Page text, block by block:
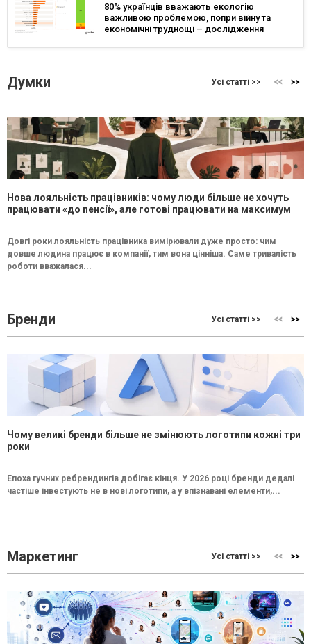
80% українців вважають екологію
важливою проблемою, попри війну та
економічні труднощі – дослідження
Думки Усі статті >>
Нова лояльність працівників: чому люди більше не хочуть
працювати «до пенсії», але готові працювати на максимум
Довгі роки лояльність працівника вимірювали дуже просто: чим
довше людина працює в компанії, тим вона цінніша. Саме тривалість
роботи вважалася...
Бренди Усі статті >>
Чому великі бренди більше не змінюють логотипи кожні три
роки
Епоха гучних ребрендингів добігає кінця. У 2026 році бренди дедалі
частіше інвестують не в нові логотипи, а у впізнавані елементи,...
Маркетинг Усі статті >>